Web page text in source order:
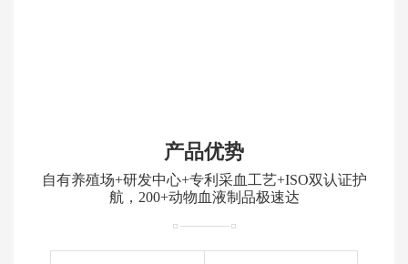
产品优势
自有养殖场+研发中心+专利采血工艺+ISO双认证护
航，200+动物血液制品极速达